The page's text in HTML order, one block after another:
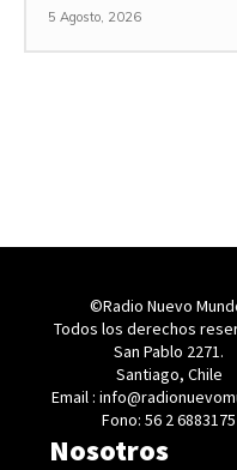
5 Agosto, 2026
©Radio Nuevo
Todos los derechos
San Pablo 2271.
Santiago, Chile
Email :
Fono: 56 2 6883175
Nosotros